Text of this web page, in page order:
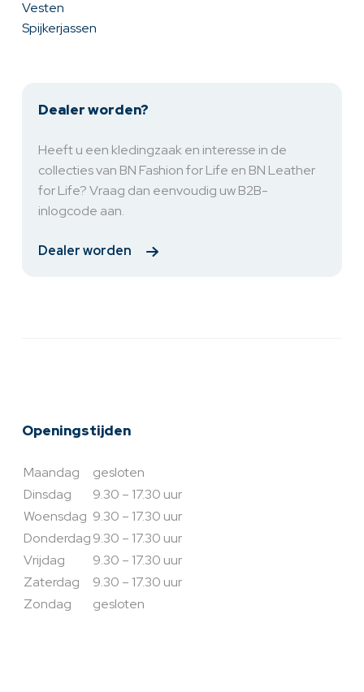
Vesten
Spijkerjassen
Dealer worden?
Heeft u een kledingzaak en interesse in de
collecties van BN Fashion for Life en BN Leather
for Life? Vraag dan eenvoudig uw B2B-
inlogcode aan.
Dealer worden
Openingstijden
Maandag
gesloten
Dinsdag
9.30 – 17.30 uur
Woensdag 9.30 – 17.30 uur
Donderdag9.30 – 17.30 uur
Vrijdag
9.30 – 17.30 uur
Zaterdag
9.30 – 17.30 uur
Zondag
gesloten